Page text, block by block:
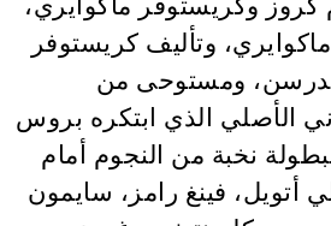
كروز وكريستوفر ماكوايري،
وتأليف كريستوفر
ومستوحى من
الأصلي الذي ابتكره بروس
نخبة من النجوم أمام
أتويل، فينغ رامز، سايمون